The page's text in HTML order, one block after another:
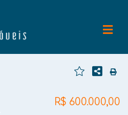
R$ 600.000,00